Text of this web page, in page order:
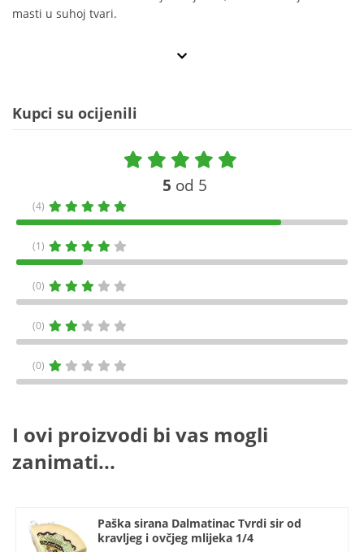
masti u suhoj tvari.
Kupci su ocijenili
5 od 5
(4)
(1)
(0)
(0)
(0)
I ovi proizvodi bi vas mogli
zanimati...
Paška sirana Dalmatinac Tvrdi sir od
kravljeg i ovčjeg mlijeka 1/4